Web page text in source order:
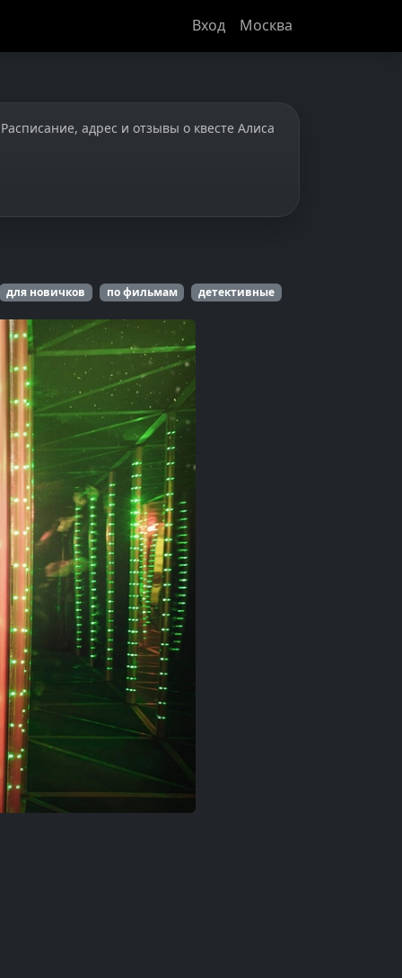
Вход Москва
адрес и отзывы о квесте Алиса
для новичков по фильмам детективные